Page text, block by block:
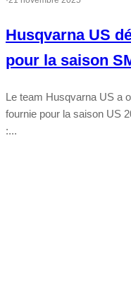
Husqvarna US
pour la saison
Le team Husqvarna US a
fournie pour la saison US
:...